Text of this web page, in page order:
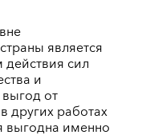
является
действия сил
и
от
других работах
выгодна именно